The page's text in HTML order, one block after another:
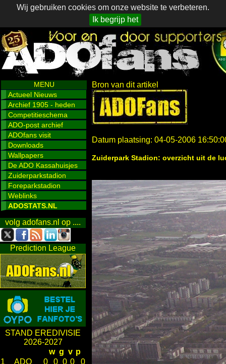
Wij gebruiken cookies om onze website te verbeteren.
Ik begrijp het
MENU
Actueel Nieuws
Archief 1905 - heden
Competitieschema
ADO-post archief
ADOfans visit
Downloads
Wallpapers
De ADO Kassahuisjes
Zuiderparkstadion
Foreparkstadion
Weblinks
ADOSTATS.NL
volg adofans.nl op ....
Prediction League
STAND EREDIVISIE
2026-2027
w g v p
1
ADO 0 0 0 0
0
Bron van dit artikel
Datum plaatsing: 04-05-2006
Zuiderpark Stadion: overzicht uit de